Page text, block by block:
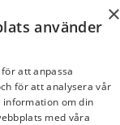
×
använder
att anpassa
för att analysera vår
information om din
med våra